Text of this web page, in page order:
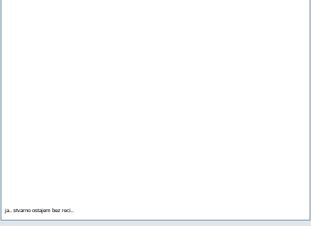
ja.. stvarno ostajem bez reci..